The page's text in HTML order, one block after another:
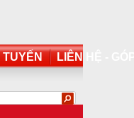
TUYẾN LIÊN HỆ -